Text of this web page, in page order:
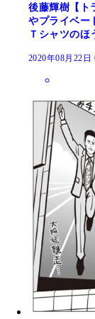
後藤輝樹【ト
やプライベー
Ｔシャツのほ
2020年08月22日